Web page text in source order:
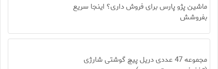
ماشین پژو پارس برای فروش داری؟ اینجا سریع
بفروشش
مجموعه 47 عددی دریل پیچ گوشتی شارژی